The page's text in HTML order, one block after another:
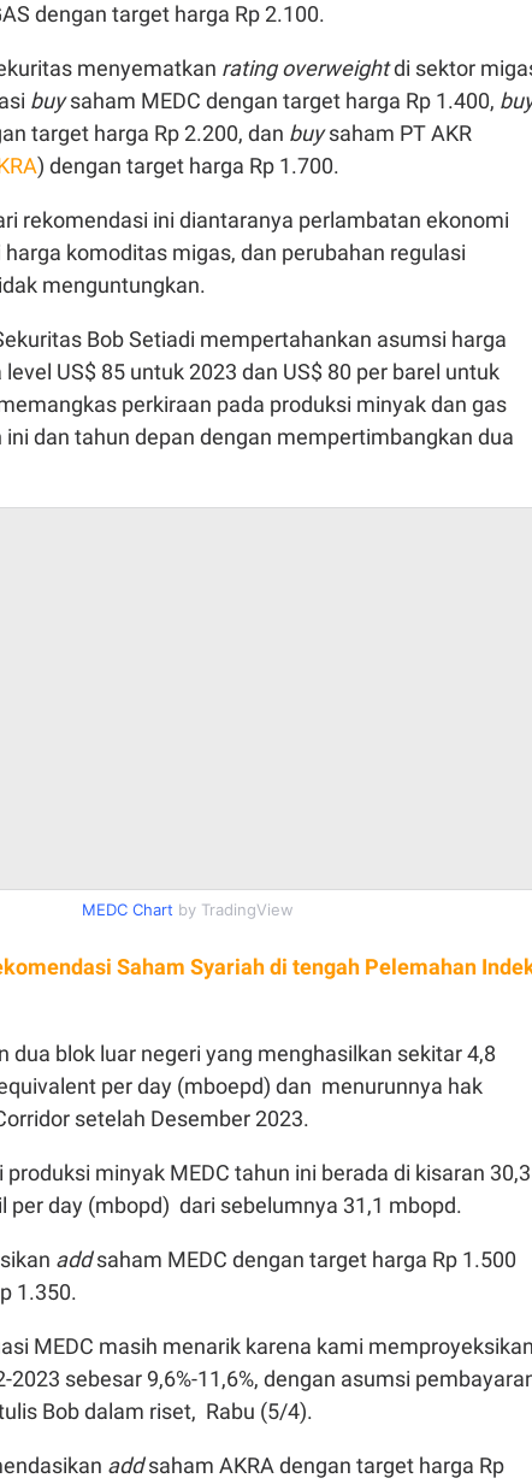
dengan target harga Rp 2.100.
menyematkan rating overweightdi sektor
buysaham MEDC dengan target harga Rp 1.400,
target harga Rp 2.200, dan buysaham PT AKR
) dengan target harga Rp 1.700.
rekomendasi ini diantaranya perlambatan ekonomi
komoditas migas, dan perubahan regulasi
menguntungkan.
Bob Setiadi mempertahankan asumsi harga
US$ 85 untuk 2023 dan US$ 80 per barel untuk
perkiraan pada produksi minyak dan gas
ini dan tahun depan dengan mempertimbangkan dua
MEDC Chart by TradingView
Saham Syariah di tengah Pelemahan
dua blok luar negeri yang menghasilkan sekitar 4,8
per day (mboepd) dan menurunnya hak
setelah Desember 2023.
produksi minyak MEDC tahun ini berada di kisaran 30,3
per day (mbopd) dari sebelumnya 31,1 mbopd.
addsaham MEDC dengan target harga Rp 1.500
1.350.
MEDC masih menarik karena kami memproyeksikan
2023 sebesar 9,6%-11,6%, dengan asumsi
Bob dalam riset, Rabu (5/4).
addsaham AKRA dengan target harga Rp